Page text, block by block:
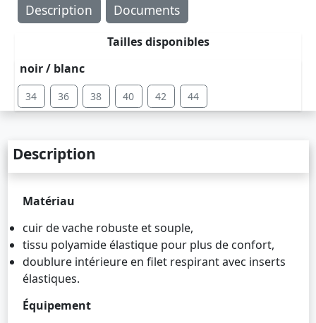
Description
Documents
Tailles disponibles
noir / blanc
34 36 38 40 42 44
Description
Matériau
cuir de vache robuste et souple,
tissu polyamide élastique pour plus de confort,
doublure intérieure en filet respirant avec inserts
élastiques.
Équipement